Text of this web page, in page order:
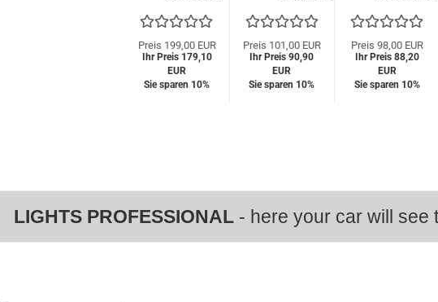
02-09 chrom
Preis 199,00 EUR
Ihr Preis 179,10
EUR
Sie sparen 10%
(Beifahrerseite)
10-14
Preis 101,00 EUR
Ihr Preis 90,90
EUR
Sie sparen 10%
03-10
schwarz
Preis 98,00 EUR
Ihr Preis 88,20
EUR
Sie sparen 10%
LIGHTS PROFESSIONAL- here your car will see